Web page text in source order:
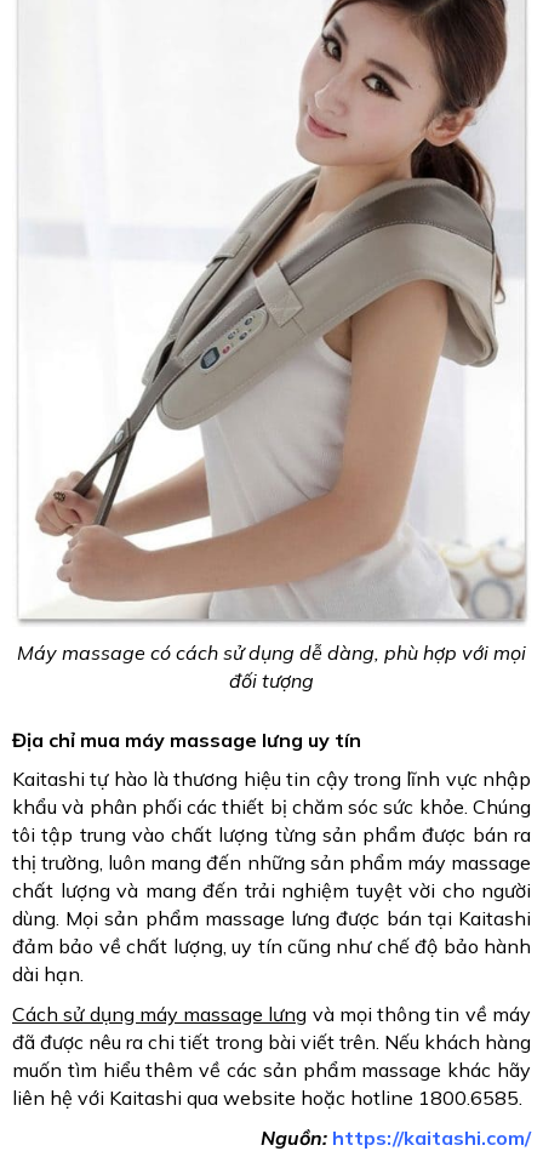
Máy massage có cách sử dụng dễ dàng, phù hợp với mọi
đối tượng
Địa chỉ mua máy massage lưng uy tín
Kaitashi tự hào là thương hiệu tin cậy trong lĩnh vực nhập
khẩu và phân phối các thiết bị chăm sóc sức khỏe. Chúng
tôi tập trung vào chất lượng từng sản phẩm được bán ra
thị trường, luôn mang đến những sản phẩm máy massage
chất lượng và mang đến trải nghiệm tuyệt vời cho người
dùng. Mọi sản phẩm massage lưng được bán tại Kaitashi
đảm bảo về chất lượng, uy tín cũng như chế độ bảo hành
dài hạn.
Cách sử dụng máy massage lưng và mọi thông tin về máy
đã được nêu ra chi tiết trong bài viết trên. Nếu khách hàng
muốn tìm hiểu thêm về các sản phẩm massage khác hãy
liên hệ với Kaitashi qua website hoặc hotline 1800.6585.
Nguồn: https://kaitashi.com/